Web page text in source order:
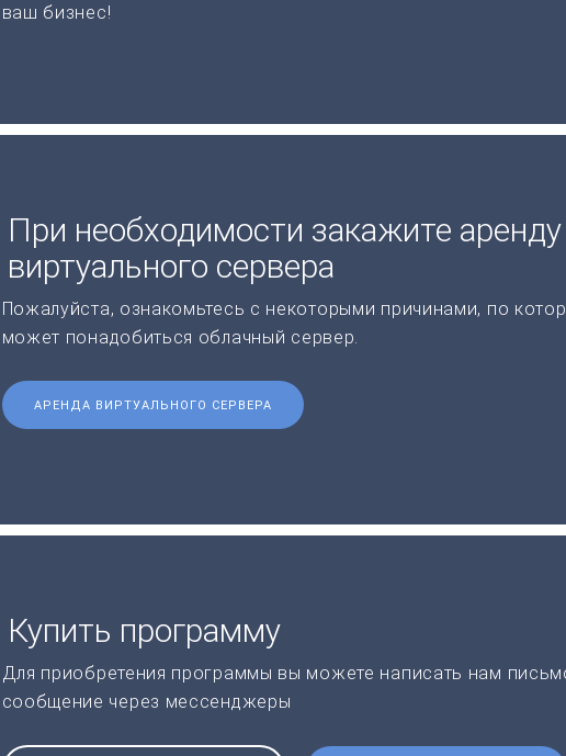
ваш бизнес!
При необходимости закажите аренду
виртуального сервера
Пожалуйста, ознакомьтесь с некоторыми причинами, по
может понадобиться облачный сервер.
АРЕНДА ВИРТУАЛЬНОГО СЕРВЕРА
Купить программу
Для приобретения программы вы можете написать нам
сообщение через мессенджеры